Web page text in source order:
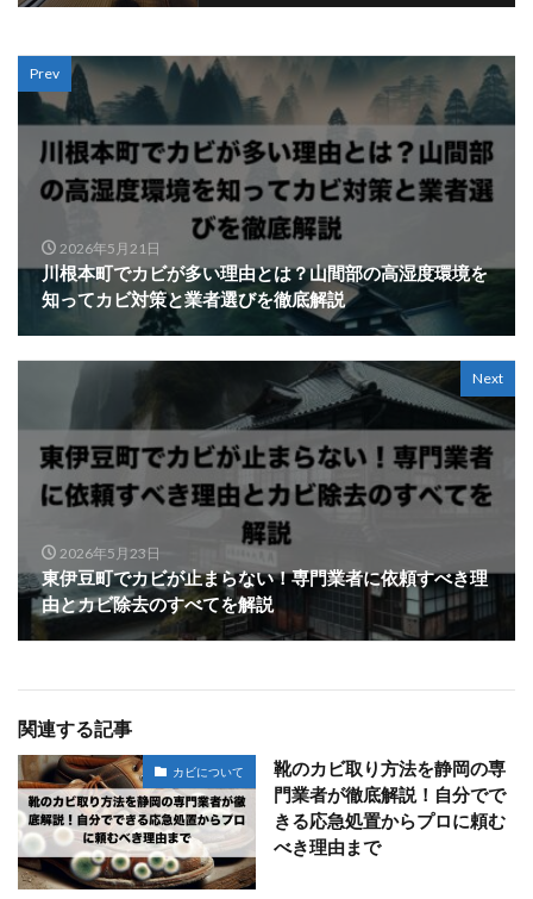
Prev
2026年5月21日
川根本町でカビが多い理由とは？山間部の高湿度環境を
知ってカビ対策と業者選びを徹底解説
Next
2026年5月23日
東伊豆町でカビが止まらない！専門業者に依頼すべき理
由とカビ除去のすべてを解説
関連する記事
カビについて
靴のカビ取り方法を静岡の専
門業者が徹底解説！自分でで
きる応急処置からプロに頼む
べき理由まで